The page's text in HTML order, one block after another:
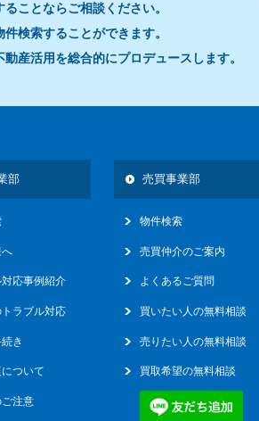
16
ことならご相談ください。
検索することができます。
産活用を総合的にプロデュースします。
部
へ
対応事例紹介
ラブル対応
き
ついて
注意
売買事業部
物件検索
売買仲介のご案内
よくあるご質問
買いたい人の無料相談
売りたい人の無料相談
買取希望の無料相談